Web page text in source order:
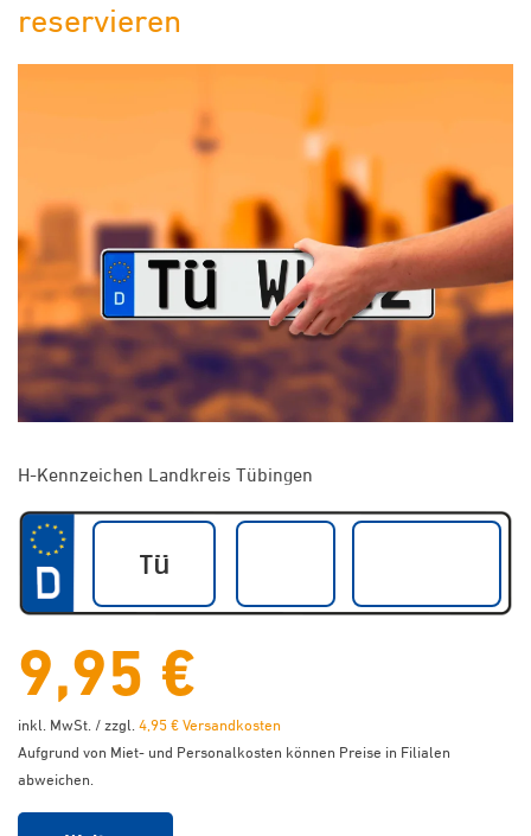
reservieren
H-Kennzeichen Landkreis Tübingen
9,95 €
inkl. MwSt. / zzgl.4,95 € Versandkosten
Aufgrund von Miet- und Personalkosten können Preise in Filialen
abweichen.